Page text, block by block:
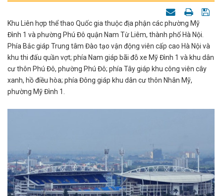
Khu Liên hợp thể thao Quốc gia thuộc địa phận các phường Mỹ
Đình 1 và phường Phú Đô quận Nam Từ Liêm, thành phố Hà Nội.
Phía Bắc giáp Trung tâm Đào tạo vận động viên cấp cao Hà Nội và
khu thi đấu quần vợt; phía Nam giáp bãi đỗ xe Mỹ Đình 1 và khu dân
cư thôn Phú Đô, phường Phú Đô; phía Tây giáp khu công viên cây
xanh, hồ điều hòa; phía Đông giáp khu dân cư thôn Nhân Mỹ,
phường Mỹ Đình 1.